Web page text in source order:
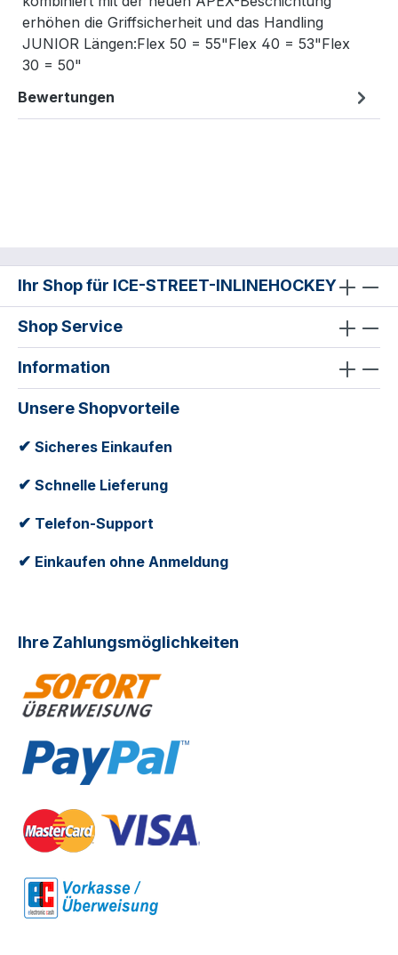
erhöhen die Griffsicherheit und das Handling
JUNIOR Längen:Flex 50 = 55"Flex 40 = 53"Flex
30 = 50"
Bewertungen
Ihr Shop für ICE-STREET-INLINEHOCKEY
Shop Service
Information
Unsere Shopvorteile
✔ Sicheres Einkaufen
✔ Schnelle Lieferung
✔ Telefon-Support
✔ Einkaufen ohne Anmeldung
Ihre Zahlungsmöglichkeiten